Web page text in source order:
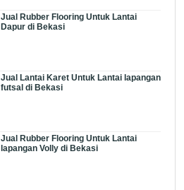
Jual Rubber Flooring Untuk Lantai
Dapur di Bekasi
Jual Lantai Karet Untuk Lantai lapangan
futsal di Bekasi
Jual Rubber Flooring Untuk Lantai
lapangan Volly di Bekasi